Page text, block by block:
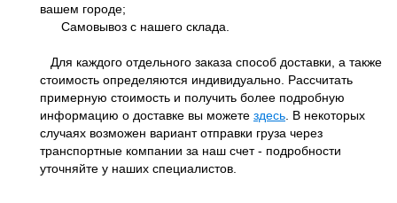
вашем городе;
Самовывоз с нашего склада.
Для каждого отдельного заказа способ доставки, а также
стоимость определяются индивидуально. Рассчитать
примерную стоимость и получить более подробную
информацию о доставке вы можете здесь . В некоторых
случаях возможен вариант отправки груза через
транспортные компании за наш счет - подробности
уточняйте у наших специалистов.